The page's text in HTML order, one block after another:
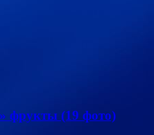
фрукты (19 фото)